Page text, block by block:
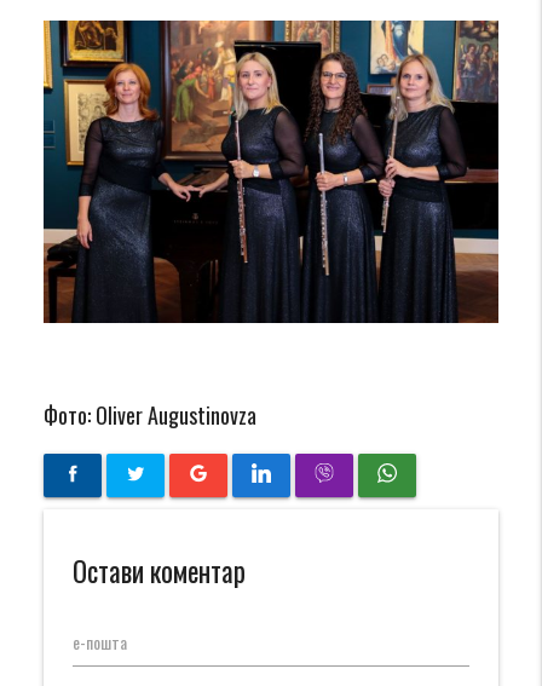
Фото: Oliver Augustinovza
Остави коментар
е-пошта